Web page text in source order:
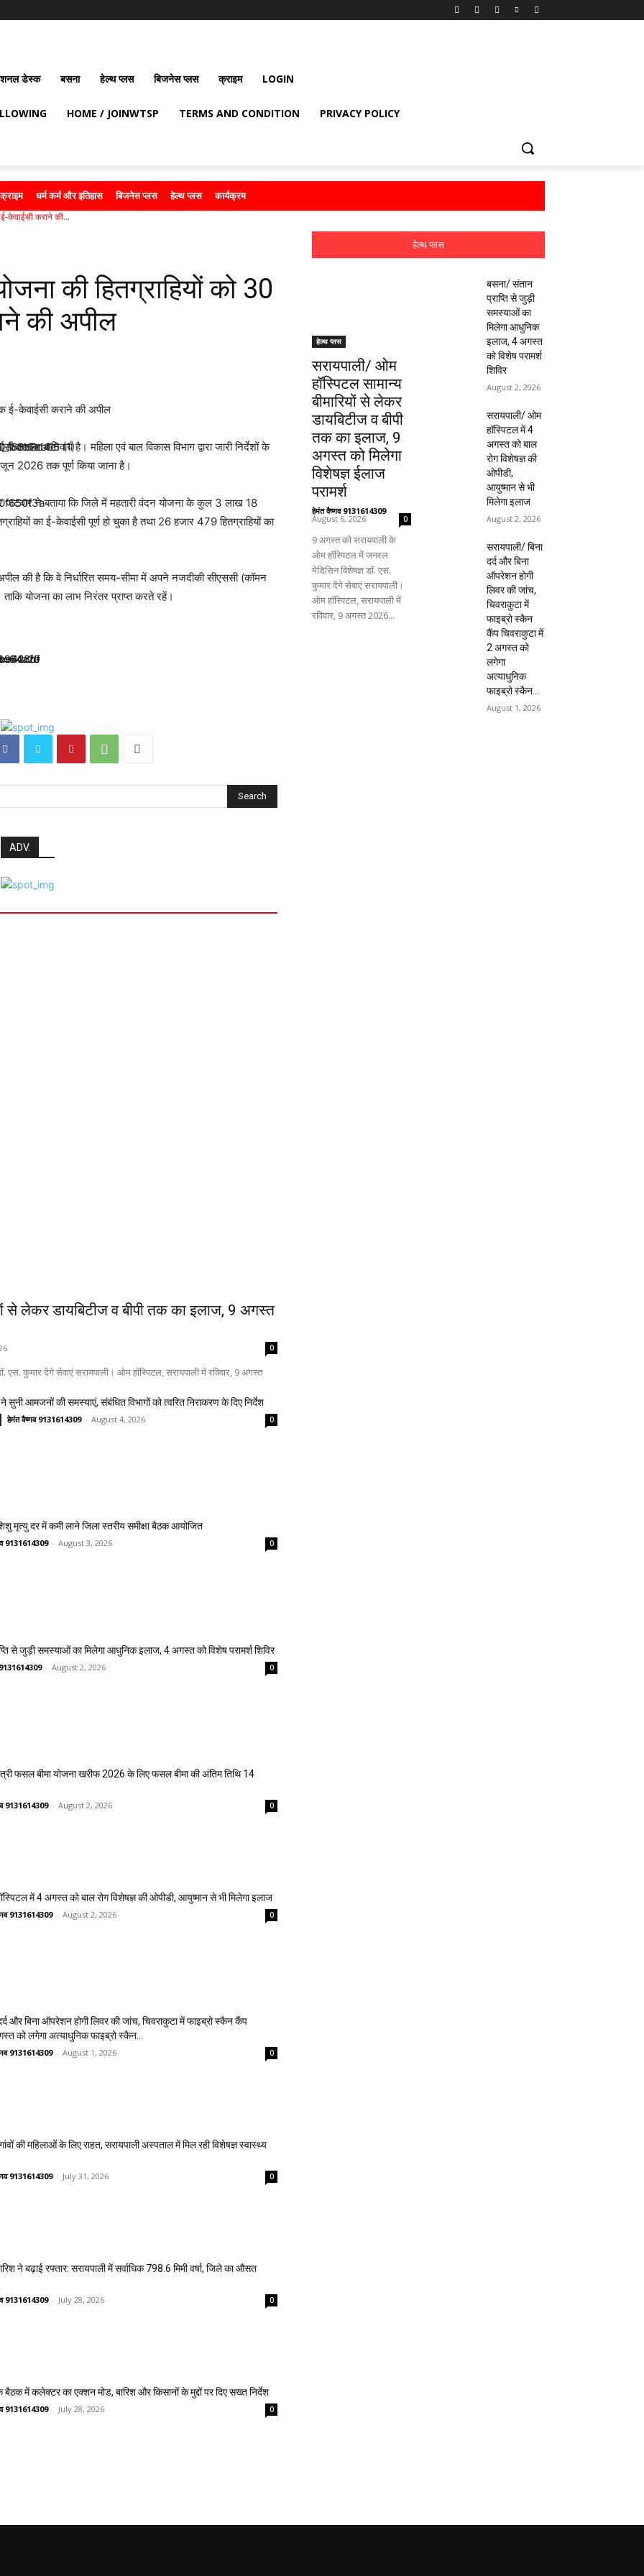
डेस्क बसना हेल्थ प्लस बिजनेस प्लस क्राइम LOGIN
HOME / JOINWTSP TERMS AND CONDITION PRIVACY POLICY
क्राइम धर्म कर्म और इतिहास बिजनेस प्लस हेल्थ प्लस कार्यक्रम
केवाईसी कराने की...
की हितग्राहियों को 30
की अपील
ई-केवाईसी कराने की अपील
अनिवार्य है। महिला एवं बाल विकास विभाग द्वारा जारी निर्देशों के
जून 2026 तक पूर्ण किया जाना है।
जटवार ने बताया कि जिले में महतारी वंदन योजना के कुल 3 लाख 18
का ई-केवाईसी पूर्ण हो चुका है तथा 26 हजार 479 हितग्राहियों का
की है कि वे निर्धारित समय-सीमा में अपने नजदीकी सीएससी (कॉमन
योजना का लाभ निरंतर प्राप्त करते रहें।
Search
ADV.
से लेकर डायबिटीज व बीपी तक का इलाज, 9 अगस्त
0
कुमार देंगे सेवाएं सरायपाली। ओम हॉस्पिटल, सरायपाली में रविवार, 9 अगस्त
आमजनों की समस्याएं, संबंधित विभागों को त्वरित निराकरण के दिए निर्देश
हेमंत वैष्णव 9131614309 - August 4, 2026 0
मृत्यु दर में कमी लाने जिला स्तरीय समीक्षा बैठक आयोजित
9131614309 - August 3, 2026 0
से जुड़ी समस्याओं का मिलेगा आधुनिक इलाज, 4 अगस्त को विशेष परामर्श शिविर
- August 2, 2026 0
फसल बीमा योजना खरीफ 2026 के लिए फसल बीमा की अंतिम तिथि 14
9131614309 - August 2, 2026 0
में 4 अगस्त को बाल रोग विशेषज्ञ की ओपीडी, आयुष्मान से भी मिलेगा इलाज
9131614309 - August 2, 2026 0
और बिना ऑपरेशन होगी लिवर की जांच, चिवराकुटा में फाइब्रो स्कैन कैंप
को लगेगा अत्याधुनिक फाइब्रो स्कैन...
9131614309 - August 1, 2026 0
की महिलाओं के लिए राहत, सरायपाली अस्पताल में मिल रही विशेषज्ञ स्वास्थ्य
9131614309 - July 31, 2026 0
ने बढ़ाई रफ्तार: सरायपाली में सर्वाधिक 798.6 मिमी वर्षा, जिले का औसत
9131614309 - July 28, 2026 0
बैठक में कलेक्टर का एक्शन मोड, बारिश और किसानों के मुद्दों पर दिए सख्त निर्देश
9131614309 - July 28, 2026 0
हेल्थ प्लस
हेल्थ प्लस
सरायपाली/ ओम
हॉस्पिटल सामान्य
बीमारियों से लेकर
डायबिटीज व बीपी
तक का इलाज, 9
अगस्त को मिलेगा
विशेषज्ञ ईलाज
परामर्श
हेमंत वैष्णव 9131614309 -
August 6, 2026 0
9 अगस्त को सरायपाली के
ओम हॉस्पिटल में जनरल
मेडिसिन विशेषज्ञ डॉ. एस.
कुमार देंगे सेवाएं सरायपाली।
ओम हॉस्पिटल, सरायपाली में
रविवार, 9 अगस्त 2026...
बसना/ संतान
प्राप्ति से जुड़ी
समस्याओं का
मिलेगा आधुनिक
इलाज, 4 अगस्त
को विशेष परामर्श
शिविर
August 2, 2026
सरायपाली/ ओम
हॉस्पिटल में 4
अगस्त को बाल
रोग विशेषज्ञ की
ओपीडी,
आयुष्मान से भी
मिलेगा इलाज
August 2, 2026
सरायपाली/ बिना
दर्द और बिना
ऑपरेशन होगी
लिवर की जांच,
चिवराकुटा में
फाइब्रो स्कैन
कैंप चिवराकुटा में
2 अगस्त को
लगेगा
अत्याधुनिक
फाइब्रो स्कैन...
August 1, 2026